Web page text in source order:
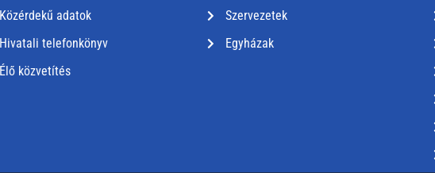
Közérdekű adatok
Hivatali telefonkönyv
Élő közvetítés
Szervezetek
Egyházak